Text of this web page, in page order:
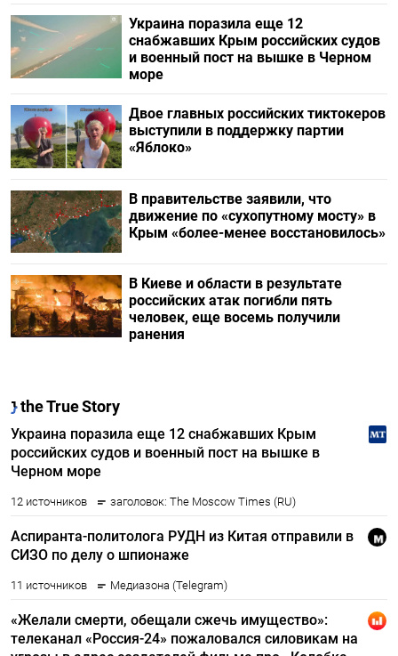
Украина поразила еще 12
снабжавших Крым российских судов
и военный пост на вышке в Черном
море
Двое главных российских тиктокеров
выступили в поддержку партии
«Яблоко»
В правительстве заявили, что
движение по «сухопутному мосту» в
Крым «более-менее восстановилось»
В Киеве и области в результате
российских атак погибли пять
человек, еще восемь получили
ранения